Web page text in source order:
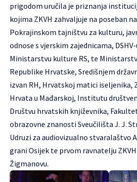
prigodom uručila je priznanja
kojima ZKVH zahvaljuje na poseban
Pokrajinskom tajništvu za kulturu,
odnose s vjerskim zajednicama,
Ministarstvu kulture RS, te
Republike Hrvatske, Središnjem
izvan RH, Hrvatskoj matici iseljenika,
Hrvata u Mađarskoj, Institutu
Društvu hrvatskih književnika,
obrazovne znanosti Sveučilišta J. J.
Udruzi za audiovizualno stvaralaštvo
grani Osijek te prvom ravnatelju
Žigmanovu.